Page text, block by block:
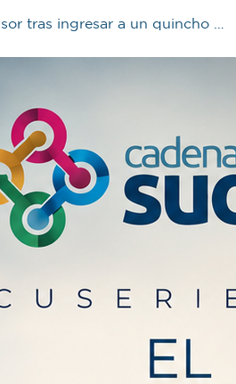
a un quincho en una vivienda de Marcos Juárez